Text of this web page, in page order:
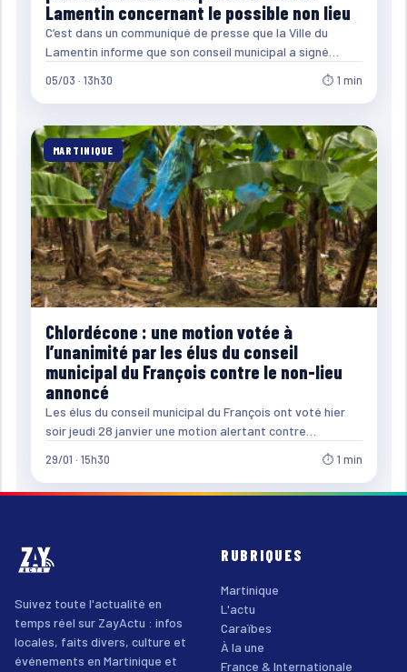
Lamentin concernant le possible non lieu
C’est dans un communiqué de presse que la Ville du
Lamentin informe que son conseil municipal a signé…
05/03 · 13h30 ⏱ 1 min
MARTINIQUE
Chlordécone : une motion votée à
l’unanimité par les élus du conseil
municipal du François contre le non-lieu
annoncé
Les élus du conseil municipal du François ont voté hier
soir jeudi 28 janvier une motion alertant contre…
29/01 · 15h30 ⏱ 1 min
Suivez toute l'actualité en
temps réel sur ZayActu : infos
locales, faits divers, culture et
événements en Martinique et
RUBRIQUES
Martinique
L'actu
Caraïbes
À la une
France & Internationale